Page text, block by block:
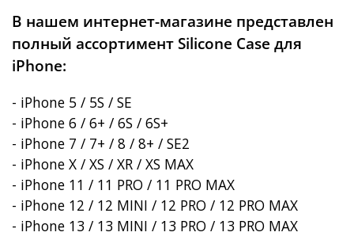
В нашем интернет-магазине представлен
полный ассортимент Silicone Case для
iPhone:
- iPhone 5 / 5S / SE
- iPhone 6 / 6+ / 6S / 6S+
- iPhone 7 / 7+ / 8 / 8+ / SE2
- iPhone X / XS / XR / XS MAX
- iPhone 11 / 11 PRO / 11 PRO MAX
- iPhone 12 / 12 MINI / 12 PRO / 12 PRO MAX
- iPhone 13 / 13 MINI / 13 PRO / 13 PRO MAX